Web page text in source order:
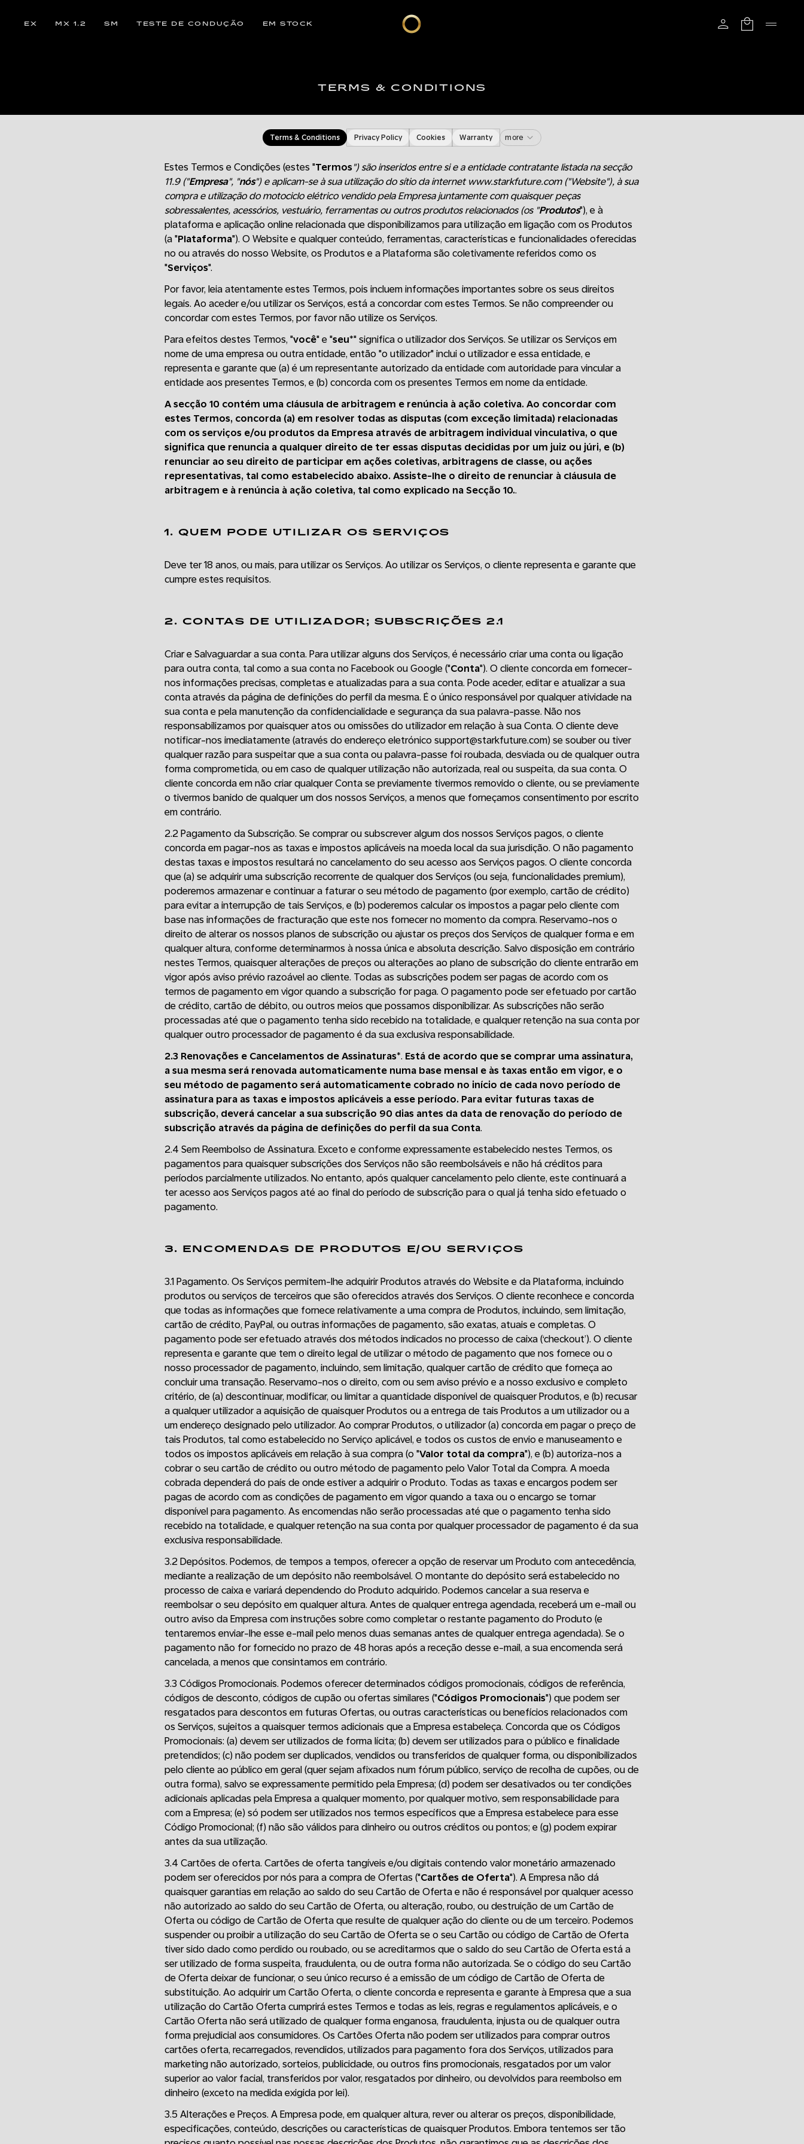
EX MX 1.2 SM TESTE DE CONDUÇÃO EM STOCK
TERMS & CONDITIONS
Terms & Conditions Privacy Policy Cookies Warranty more
Estes Termos e Condições (estes "Termos") são inseridos entre si e a entidade contratante listada na secção
11.9 ("Empresa", "nós") e aplicam-se à sua utilização do sítio da internet www.starkfuture.com ("Website"), à sua
compra e utilização do motociclo elétrico vendido pela Empresa juntamente com quaisquer peças
sobressalentes, acessórios, vestuário, ferramentas ou outros produtos relacionados (os "Produtos"), e à
plataforma e aplicação online relacionada que disponibilizamos para utilização em ligação com os Produtos
(a "Plataforma"). O Website e qualquer conteúdo, ferramentas, características e funcionalidades oferecidas
no ou através do nosso Website, os Produtos e a Plataforma são coletivamente referidos como os
"Serviços".
Por favor, leia atentamente estes Termos, pois incluem informações importantes sobre os seus direitos
legais. Ao aceder e/ou utilizar os Serviços, está a concordar com estes Termos. Se não compreender ou
concordar com estes Termos, por favor não utilize os Serviços.
Para efeitos destes Termos, "você" e "seu*" significa o utilizador dos Serviços. Se utilizar os Serviços em
nome de uma empresa ou outra entidade, então "o utilizador" inclui o utilizador e essa entidade, e
representa e garante que (a) é um representante autorizado da entidade com autoridade para vincular a
entidade aos presentes Termos, e (b) concorda com os presentes Termos em nome da entidade.
A secção 10 contém uma cláusula de arbitragem e renúncia à ação coletiva. Ao concordar com
estes Termos, concorda (a) em resolver todas as disputas (com exceção limitada) relacionadas
com os serviços e/ou produtos da Empresa através de arbitragem individual vinculativa, o que
significa que renuncia a qualquer direito de ter essas disputas decididas por um juiz ou júri, e (b)
renunciar ao seu direito de participar em ações coletivas, arbitragens de classe, ou ações
representativas, tal como estabelecido abaixo. Assiste-lhe o direito de renunciar à cláusula de
arbitragem e à renúncia à ação coletiva, tal como explicado na Secção 10..
1. QUEM PODE UTILIZAR OS SERVIÇOS
Deve ter 18 anos, ou mais, para utilizar os Serviços. Ao utilizar os Serviços, o cliente representa e garante que
cumpre estes requisitos.
2. CONTAS DE UTILIZADOR; SUBSCRIÇÕES 2.1
Criar e Salvaguardar a sua conta. Para utilizar alguns dos Serviços, é necessário criar uma conta ou ligação
para outra conta, tal como a sua conta no Facebook ou Google ("Conta"). O cliente concorda em fornecer-
nos informações precisas, completas e atualizadas para a sua conta. Pode aceder, editar e atualizar a sua
conta através da página de definições do perfil da mesma. É o único responsável por qualquer atividade na
sua conta e pela manutenção da confidencialidade e segurança da sua palavra-passe. Não nos
responsabilizamos por quaisquer atos ou omissões do utilizador em relação à sua Conta. O cliente deve
notificar-nos imediatamente (através do endereço eletrónico support@starkfuture.com) se souber ou tiver
qualquer razão para suspeitar que a sua conta ou palavra-passe foi roubada, desviada ou de qualquer outra
forma comprometida, ou em caso de qualquer utilização não autorizada, real ou suspeita, da sua conta. O
cliente concorda em não criar qualquer Conta se previamente tivermos removido o cliente, ou se previamente
o tivermos banido de qualquer um dos nossos Serviços, a menos que forneçamos consentimento por escrito
em contrário.
2.2 Pagamento da Subscrição. Se comprar ou subscrever algum dos nossos Serviços pagos, o cliente
concorda em pagar-nos as taxas e impostos aplicáveis na moeda local da sua jurisdição. O não pagamento
destas taxas e impostos resultará no cancelamento do seu acesso aos Serviços pagos. O cliente concorda
que (a) se adquirir uma subscrição recorrente de qualquer dos Serviços (ou seja, funcionalidades premium),
poderemos armazenar e continuar a faturar o seu método de pagamento (por exemplo, cartão de crédito)
para evitar a interrupção de tais Serviços, e (b) poderemos calcular os impostos a pagar pelo cliente com
base nas informações de fracturação que este nos fornecer no momento da compra. Reservamo-nos o
direito de alterar os nossos planos de subscrição ou ajustar os preços dos Serviços de qualquer forma e em
qualquer altura, conforme determinarmos à nossa única e absoluta descrição. Salvo disposição em contrário
nestes Termos, quaisquer alterações de preços ou alterações ao plano de subscrição do cliente entrarão em
vigor após aviso prévio razoável ao cliente. Todas as subscrições podem ser pagas de acordo com os
termos de pagamento em vigor quando a subscrição for paga. O pagamento pode ser efetuado por cartão
de crédito, cartão de débito, ou outros meios que possamos disponibilizar. As subscrições não serão
processadas até que o pagamento tenha sido recebido na totalidade, e qualquer retenção na sua conta por
qualquer outro processador de pagamento é da sua exclusiva responsabilidade.
2.3 Renovações e Cancelamentos de Assinaturas*. Está de acordo que se comprar uma assinatura,
a sua mesma será renovada automaticamente numa base mensal e às taxas então em vigor, e o
seu método de pagamento será automaticamente cobrado no início de cada novo período de
assinatura para as taxas e impostos aplicáveis a esse período. Para evitar futuras taxas de
subscrição, deverá cancelar a sua subscrição 90 dias antes da data de renovação do período de
subscrição através da página de definições do perfil da sua Conta.
2.4 Sem Reembolso de Assinatura. Exceto e conforme expressamente estabelecido nestes Termos, os
pagamentos para quaisquer subscrições dos Serviços não são reembolsáveis e não há créditos para
períodos parcialmente utilizados. No entanto, após qualquer cancelamento pelo cliente, este continuará a
ter acesso aos Serviços pagos até ao final do período de subscrição para o qual já tenha sido efetuado o
pagamento.
3. ENCOMENDAS DE PRODUTOS E/OU SERVIÇOS
3.1 Pagamento. Os Serviços permitem-lhe adquirir Produtos através do Website e da Plataforma, incluindo
produtos ou serviços de terceiros que são oferecidos através dos Serviços. O cliente reconhece e concorda
que todas as informações que fornece relativamente a uma compra de Produtos, incluindo, sem limitação,
cartão de crédito, PayPal, ou outras informações de pagamento, são exatas, atuais e completas. O
pagamento pode ser efetuado através dos métodos indicados no processo de caixa (‘checkout’). O cliente
representa e garante que tem o direito legal de utilizar o método de pagamento que nos fornece ou o
nosso processador de pagamento, incluindo, sem limitação, qualquer cartão de crédito que forneça ao
concluir uma transação. Reservamo-nos o direito, com ou sem aviso prévio e a nosso exclusivo e completo
critério, de (a) descontinuar, modificar, ou limitar a quantidade disponível de quaisquer Produtos, e (b) recusar
a qualquer utilizador a aquisição de quaisquer Produtos ou a entrega de tais Produtos a um utilizador ou a
um endereço designado pelo utilizador. Ao comprar Produtos, o utilizador (a) concorda em pagar o preço de
tais Produtos, tal como estabelecido no Serviço aplicável, e todos os custos de envio e manuseamento e
todos os impostos aplicáveis em relação à sua compra (o "Valor total da compra"), e (b) autoriza-nos a
cobrar o seu cartão de crédito ou outro método de pagamento pelo Valor Total da Compra. A moeda
cobrada dependerá do país de onde estiver a adquirir o Produto. Todas as taxas e encargos podem ser
pagas de acordo com as condições de pagamento em vigor quando a taxa ou o encargo se tornar
disponível para pagamento. As encomendas não serão processadas até que o pagamento tenha sido
recebido na totalidade, e qualquer retenção na sua conta por qualquer processador de pagamento é da sua
exclusiva responsabilidade.
3.2 Depósitos. Podemos, de tempos a tempos, oferecer a opção de reservar um Produto com antecedência,
mediante a realização de um depósito não reembolsável. O montante do depósito será estabelecido no
processo de caixa e variará dependendo do Produto adquirido. Podemos cancelar a sua reserva e
reembolsar o seu depósito em qualquer altura. Antes de qualquer entrega agendada, receberá um e-mail ou
outro aviso da Empresa com instruções sobre como completar o restante pagamento do Produto (e
tentaremos enviar-lhe esse e-mail pelo menos duas semanas antes de qualquer entrega agendada). Se o
pagamento não for fornecido no prazo de 48 horas após a receção desse e-mail, a sua encomenda será
cancelada, a menos que consintamos em contrário.
3.3 Códigos Promocionais. Podemos oferecer determinados códigos promocionais, códigos de referência,
códigos de desconto, códigos de cupão ou ofertas similares ("Códigos Promocionais") que podem ser
resgatados para descontos em futuras Ofertas, ou outras características ou benefícios relacionados com
os Serviços, sujeitos a quaisquer termos adicionais que a Empresa estabeleça. Concorda que os Códigos
Promocionais: (a) devem ser utilizados de forma lícita; (b) devem ser utilizados para o público e finalidade
pretendidos; (c) não podem ser duplicados, vendidos ou transferidos de qualquer forma, ou disponibilizados
pelo cliente ao público em geral (quer sejam afixados num fórum público, serviço de recolha de cupões, ou de
outra forma), salvo se expressamente permitido pela Empresa; (d) podem ser desativados ou ter condições
adicionais aplicadas pela Empresa a qualquer momento, por qualquer motivo, sem responsabilidade para
com a Empresa; (e) só podem ser utilizados nos termos específicos que a Empresa estabelece para esse
Código Promocional; (f) não são válidos para dinheiro ou outros créditos ou pontos; e (g) podem expirar
antes da sua utilização.
3.4 Cartões de oferta. Cartões de oferta tangíveis e/ou digitais contendo valor monetário armazenado
podem ser oferecidos por nós para a compra de Ofertas ("Cartões de Oferta"). A Empresa não dá
quaisquer garantias em relação ao saldo do seu Cartão de Oferta e não é responsável por qualquer acesso
não autorizado ao saldo do seu Cartão de Oferta, ou alteração, roubo, ou destruição de um Cartão de
Oferta ou código de Cartão de Oferta que resulte de qualquer ação do cliente ou de um terceiro. Podemos
suspender ou proibir a utilização do seu Cartão de Oferta se o seu Cartão ou código de Cartão de Oferta
tiver sido dado como perdido ou roubado, ou se acreditarmos que o saldo do seu Cartão de Oferta está a
ser utilizado de forma suspeita, fraudulenta, ou de outra forma não autorizada. Se o código do seu Cartão
de Oferta deixar de funcionar, o seu único recurso é a emissão de um código de Cartão de Oferta de
substituição. Ao adquirir um Cartão Oferta, o cliente concorda e representa e garante à Empresa que a sua
utilização do Cartão Oferta cumprirá estes Termos e todas as leis, regras e regulamentos aplicáveis, e o
Cartão Oferta não será utilizado de qualquer forma enganosa, fraudulenta, injusta ou de qualquer outra
forma prejudicial aos consumidores. Os Cartões Oferta não podem ser utilizados para comprar outros
cartões oferta, recarregados, revendidos, utilizados para pagamento fora dos Serviços, utilizados para
marketing não autorizado, sorteios, publicidade, ou outros fins promocionais, resgatados por um valor
superior ao valor facial, transferidos por valor, resgatados por dinheiro, ou devolvidos para reembolso em
dinheiro (exceto na medida exigida por lei).
3.5 Alterações e Preços. A Empresa pode, em qualquer altura, rever ou alterar os preços, disponibilidade,
especificações, conteúdo, descrições ou características de quaisquer Produtos. Embora tentemos ser tão